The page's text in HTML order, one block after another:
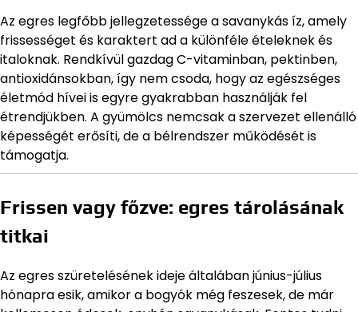
Az egres legfőbb jellegzetessége a savanykás íz, amely
frissességet és karaktert ad a különféle ételeknek és
italoknak. Rendkívül gazdag C-vitaminban, pektinben,
antioxidánsokban, így nem csoda, hogy az egészséges
életmód hívei is egyre gyakrabban használják fel
étrendjükben. A gyümölcs nemcsak a szervezet ellenálló
képességét erősíti, de a bélrendszer működését is
támogatja.
Frissen vagy főzve: egres tárolásának
titkai
Az egres szüretelésének ideje általában június-július
hónapra esik, amikor a bogyók még feszesek, de már